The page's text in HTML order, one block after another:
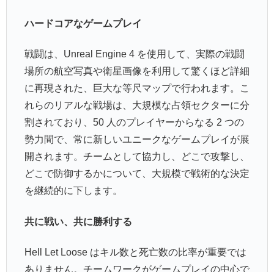
ハードコアなゲームプレイ
戦闘は、Unreal Engine 4 を使用して、実際の戦闘
場所の航空写真や衛星画像を利用して驚くほど詳細
に再現された、巨大な等尺マップで行われます。こ
れらのリアルな戦場は、大規模な占領セクターに分
割されており、50 人のプレイヤーからなる 2 つの
勢力間で、常に新しいユニークなゲームプレイが展
開されます。チームとして協力し、どこで攻撃し、
どこで防御するかについて、大規模で戦術的な決定
を継続的に下します。
共に戦い、共に勝利する
Hell Let Loose はキル数と死亡数の比率が重要では
ありません。チームワークがゲームプレイの中心で